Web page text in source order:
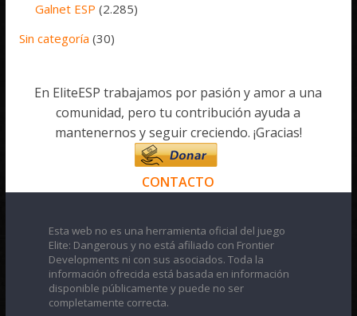
Galnet ESP (2.285)
Sin categoría (30)
En EliteESP trabajamos por pasión y amor a una
comunidad, pero tu contribución ayuda a
mantenernos y seguir creciendo. ¡Gracias!
CONTACTO
Esta web no es una herramienta oficial del juego
Elite: Dangerous y no está afiliado con Frontier
Developments ni con sus asociados. Toda la
información ofrecida está basada en información
disponible públicamente y puede no ser
completamente correcta.